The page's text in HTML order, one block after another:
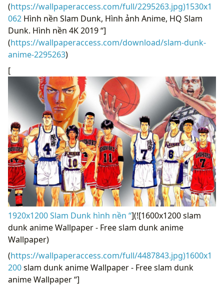
(https://wallpaperaccess.com/full/2295263.jpg)1530x1
062 Hình nền Slam Dunk, Hình ảnh Anime, HQ Slam
Dunk. Hình nền 4K 2019 “]
(https://wallpaperaccess.com/download/slam-dunk-
anime-2295263)
[
1920x1200 Slam Dunk hình nền “](![1600x1200 slam
dunk anime Wallpaper - Free slam dunk anime
Wallpaper)
(https://wallpaperaccess.com/full/4487843.jpg)1600x1
200slam dunk anime Wallpaper - Free slam dunk
anime Wallpaper “]